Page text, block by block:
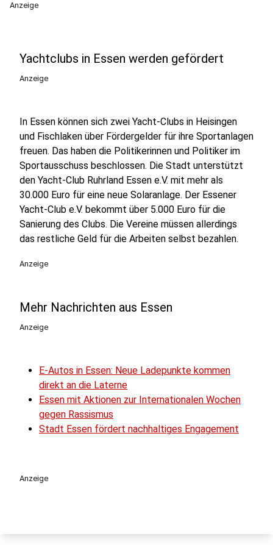
Anzeige
Yachtclubs in Essen werden gefördert
Anzeige
In Essen können sich zwei Yacht-Clubs in Heisingen
und Fischlaken über Fördergelder für ihre Sportanlagen
freuen. Das haben die Politikerinnen und Politiker im
Sportausschuss beschlossen. Die Stadt unterstützt
den Yacht-Club Ruhrland Essen e.V. mit mehr als
30.000 Euro für eine neue Solaranlage. Der Essener
Yacht-Club e.V. bekommt über 5.000 Euro für die
Sanierung des Clubs. Die Vereine müssen allerdings
das restliche Geld für die Arbeiten selbst bezahlen.
Anzeige
Mehr Nachrichten aus Essen
Anzeige
E-Autos in Essen: Neue Ladepunkte kommen
direkt an die Laterne
Essen mit Aktionen zur Internationalen Wochen
gegen Rassismus
Stadt Essen fördert nachhaltiges Engagement
Anzeige